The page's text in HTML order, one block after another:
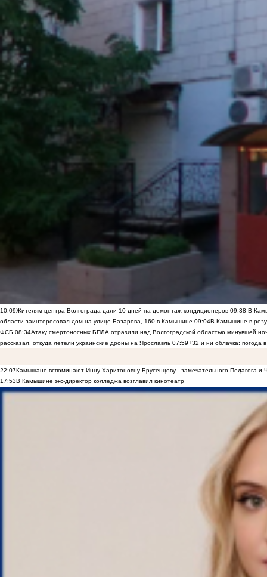
10:09Жителям центра Волгограда дали 10 дней на демонтаж кондиционеров 09:38 В
области заинтересовал дом на улице Базарова, 160 в Камышине 09:04В Камышине в
ФСБ 08:34Атаку смертоносных БПЛА отразили над Волгоградской областью минувшей
рассказал, откуда летели украинские дроны на Ярославль 07:59+32 и ни облачка: погода
22:07Камышане вспоминают Инну Харитоновну Брусенцову - замечательного Педагога и
17:53В Камышине экс-директор колледжа возглавил кинотеатр